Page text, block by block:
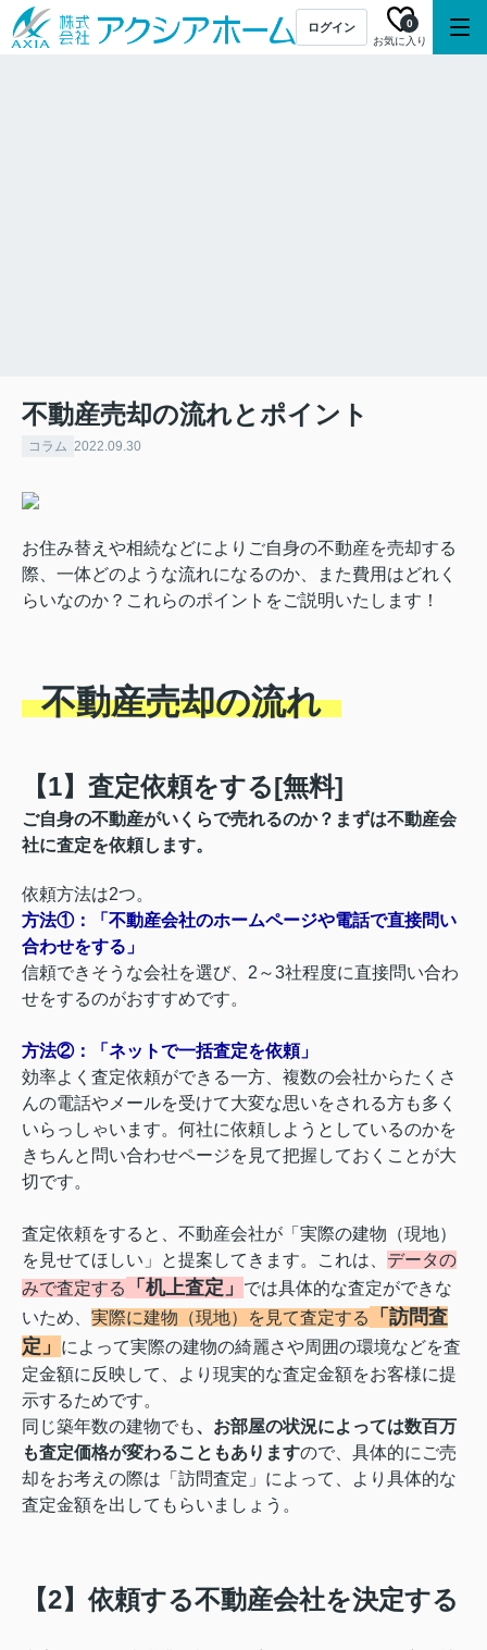
ログイン
お気に入り
0
不動産売却の流れとポイント
コラム 2022.09.30
お住み替えや相続などによりご自身の不動産を売却する
際、一体どのような流れになるのか、また費用はどれく
らいなのか？これらのポイントをご説明いたします！
不動産売却の流れ
【1】査定依頼をする[無料]
ご自身の不動産がいくらで売れるのか？まずは不動産会
社に査定を依頼します。
依頼方法は2つ。
方法①：「不動産会社のホームページや電話で直接問い
合わせをする」
信頼できそうな会社を選び、2～3社程度に直接問い合わ
せをするのがおすすめです。
方法②：「ネットで一括査定を依頼」
効率よく査定依頼ができる一方、複数の会社からたくさ
んの電話やメールを受けて大変な思いをされる方も多く
いらっしゃいます。何社に依頼しようとしているのかを
きちんと問い合わせページを見て把握しておくことが大
切です。
査定依頼をすると、不動産会社が「実際の建物（現地）
を見せてほしい」と提案してきます。これは、 データの
みで査定する
「 机上査定」
では具体的な査定ができな
いため、 実際に建物（現地）を見て査定する
「訪問査
定」
によって実際の建物の綺麗さや周囲の環境などを査
定金額に反映して、より現実的な査定金額をお客様に提
示するためです。
同じ築年数の建物でも、お部屋の状況によっては数百万
も査定価格が変わることもありますので、具体的にご売
却をお考えの際は「訪問査定」によって、より具体的な
査定金額を出してもらいましょう。
【2】依頼する不動産会社を決定する